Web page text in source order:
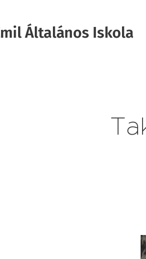
Általános Iskola